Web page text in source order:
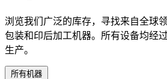
浏览我们广泛的库存，寻找来自全球
包装和印后加工机器。所有设备均经
生产。
所有机器